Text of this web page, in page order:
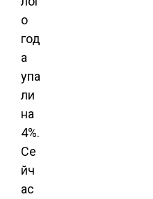
о
год
а
упа
ли
на
4%.
Се
йч
ас